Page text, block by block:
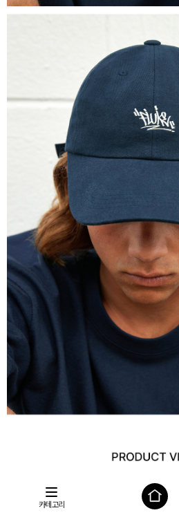
카테고리